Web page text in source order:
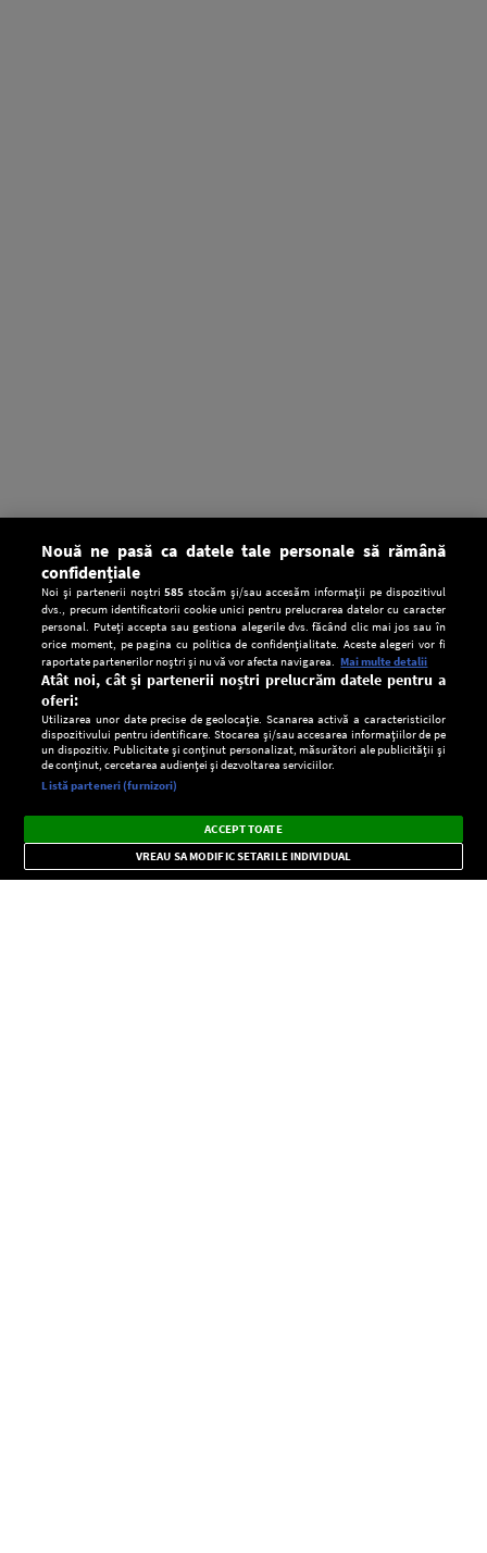
CONFIDENŢIALITATE
Setări:
Dark
Mode
Radio live, podcasturi, știri și alerte
importante.
×
Nouă ne pasă ca datele tale personale să rămână
confidențiale
Noi și partenerii noștri585 stocăm și/sau accesăm informații pe dispozitivul
dvs., precum identificatorii cookie unici pentru prelucrarea datelor cu caracter
personal. Puteți accepta sau gestiona alegerile dvs. făcând clic mai jos sau în
orice moment, pe pagina cu politica de confidențialitate. Aceste alegeri vor fi
raportate partenerilor noștri și nu vă vor afecta navigarea. Mai multe detalii
Atât noi, cât și partenerii noștri prelucrăm datele pentru a
oferi:
Utilizarea unor date precise de geolocație. Scanarea activă a caracteristicilor
dispozitivului pentru identificare. Stocarea și/sau accesarea informațiilor de pe
un dispozitiv. Publicitate și conținut personalizat, măsurători ale publicității și
de conținut, cercetarea audienței și dezvoltarea serviciilor.
Listă parteneri (furnizori)
ACCEPT TOATE
VREAU SA MODIFIC SETARILE INDIVIDUAL